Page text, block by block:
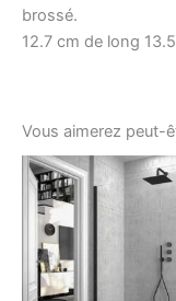
brossé.
12.7 cm de long
Vous aimerez peut-